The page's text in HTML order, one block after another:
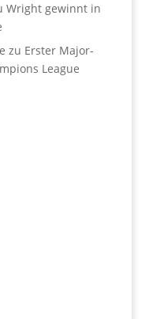
Wright gewinnt in
zu Erster Major-
League